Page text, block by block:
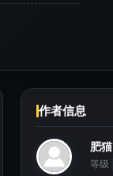
作者信息
肥猫
等级